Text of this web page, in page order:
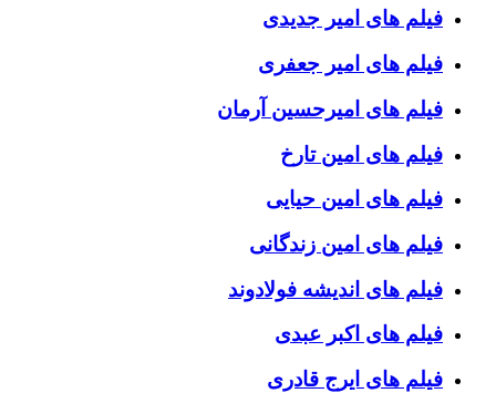
فیلم های امیر جدیدی
فیلم های امیر جعفری
فیلم های امیرحسین آرمان
فیلم های امین تارخ
فیلم های امین حیایی
فیلم های امین زندگانی
فیلم های اندیشه فولادوند
فیلم های اکبر عبدی
فیلم های ایرج قادری